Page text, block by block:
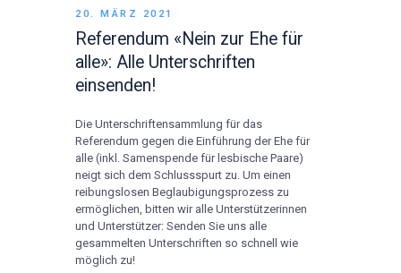
20. MÄRZ 2021
Referendum «Nein zur Ehe für
alle»: Alle Unterschriften
einsenden!
Die Unterschriftensammlung für das
Referendum gegen die Einführung der Ehe für
alle (inkl. Samenspende für lesbische Paare)
neigt sich dem Schlussspurt zu. Um einen
reibungslosen Beglaubigungsprozess zu
ermöglichen, bitten wir alle Unterstützerinnen
und Unterstützer: Senden Sie uns alle
gesammelten Unterschriften so schnell wie
möglich zu!